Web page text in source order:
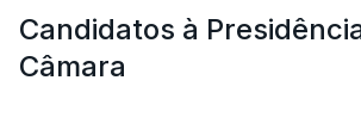
Candidatos à
Câmara